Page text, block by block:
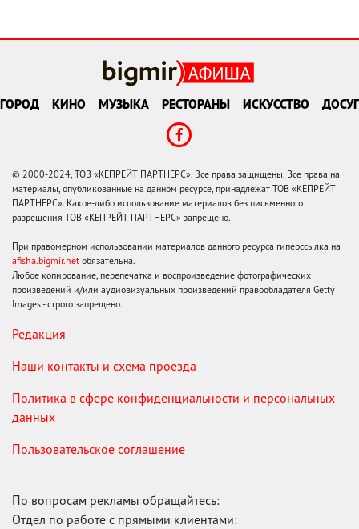
ГОРОД КИНО МУЗЫКА РЕСТОРАНЫ ИСКУССТВО ДОСУГ
© 2000-2024, ТОВ «КЕПРЕЙТ ПАРТНЕРС». Все права защищены. Все права на
материалы, опубликованные на данном ресурсе, принадлежат ТОВ «КЕПРЕЙТ
ПАРТНЕРС». Какое-либо использование материалов без письменного
разрешения ТОВ «КЕПРЕЙТ ПАРТНЕРС» запрещено.
При правомерном использовании материалов данного ресурса гиперссылка на
afisha.bigmir.net обязательна.
Любое копирование, перепечатка и воспроизведение фотографических
произведений и/или аудиовизуальных произведений правообладателя Getty
Images - строго запрещено.
Редакция
Наши контакты и схема проезда
Политика в сфере конфиденциальности и персональных
данных
Пользовательское соглашение
По вопросам рекламы обращайтесь:
Отдел по работе с прямыми клиентами: